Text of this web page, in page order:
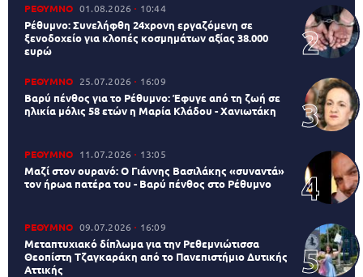
ΡΕΘΥΜΝΟ 01.08.2026 10:44
Ρέθυμνο: Συνελήφθη 24χρονη εργαζόμενη σε
ξενοδοχείο για κλοπές κοσμημάτων αξίας 38.000
ευρώ
ΡΕΘΥΜΝΟ 25.07.2026 16:09
Βαρύ πένθος για το Ρέθυμνο: Έφυγε από τη ζωή σε
ηλικία μόλις 58 ετών η Μαρία Κλάδου - Χανιωτάκη
ΡΕΘΥΜΝΟ 11.07.2026 13:05
Μαζί στον ουρανό: Ο Γιάννης Βασιλάκης «συναντά»
τον ήρωα πατέρα του - Βαρύ πένθος στο Ρέθυμνο
ΡΕΘΥΜΝΟ 09.07.2026 16:09
Μεταπτυχιακό δίπλωμα για την Ρεθεμνιώτισσα
Θεοπίστη Τζαγκαράκη από το Πανεπιστήμιο Δυτικής
Αττικής